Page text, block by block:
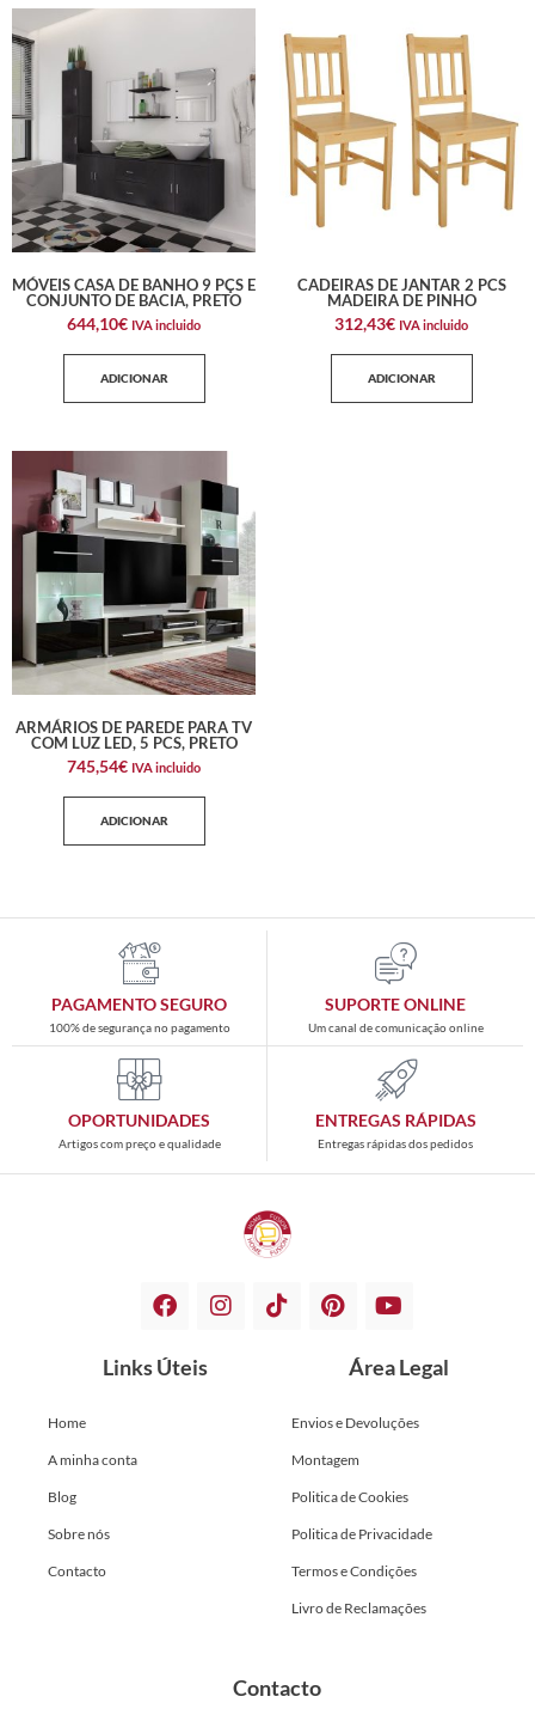
MÓVEIS CASA DE BANHO 9 PÇS E
CONJUNTO DE BACIA, PRETO
644,10€ IVA incluido
ADICIONAR
CADEIRAS DE JANTAR 2 PCS
MADEIRA DE PINHO
312,43€ IVA incluido
ADICIONAR
ARMÁRIOS DE PAREDE PARA TV
COM LUZ LED, 5 PCS, PRETO
745,54€ IVA incluido
ADICIONAR
PAGAMENTO SEGURO
100% de segurança no pagamento
SUPORTE ONLINE
Um canal de comunicação online
OPORTUNIDADES
Artigos com preço e qualidade
ENTREGAS RÁPIDAS
Entregas rápidas dos pedidos
Links Úteis
Home
A minha conta
Blog
Sobre nós
Contacto
Área Legal
Envios e Devoluções
Montagem
Politica de Cookies
Politica de Privacidade
Termos e Condições
Livro de Reclamações
Contacto